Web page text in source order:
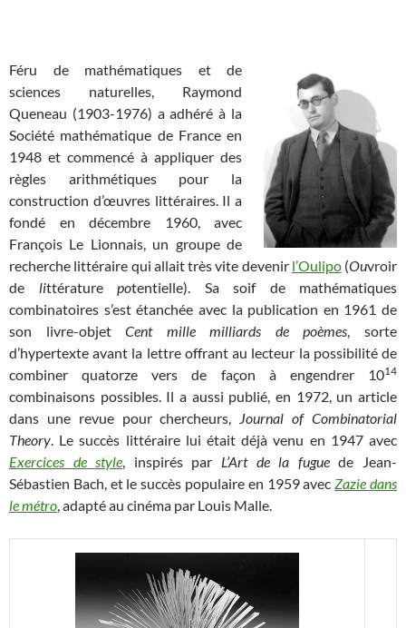
Féru de mathématiques et de
sciences naturelles, Raymond
Queneau (1903-1976) a adhéré à la
Société mathématique de France en
1948 et commencé à appliquer des
règles arithmétiques pour la
construction d’œuvres littéraires. Il a
fondé en décembre 1960, avec
François Le Lionnais, un groupe de
recherche littéraire qui allait très vite devenir l’Oulipo(Ouvroir
de littérature potentielle). Sa soif de mathématiques
combinatoires s’est étanchée avec la publication en 1961 de
son livre-objetCent mille milliards de poèmes, sorte
d’hypertexte avant la lettre offrant au lecteur la possibilité de
combiner quatorze vers de façon à engendrer 1014
combinaisons possibles. Il a aussi publié, en 1972, un article
dans une revue pour chercheurs, Journal of Combinatorial
Theory. Le succès littéraire lui était déjà venu en 1947 avec
Exercices de style, inspirés par L’Art de la fuguede Jean-
Sébastien Bach, et le succès populaire en 1959 avecZazie dans
le métro, adapté au cinéma par Louis Malle.